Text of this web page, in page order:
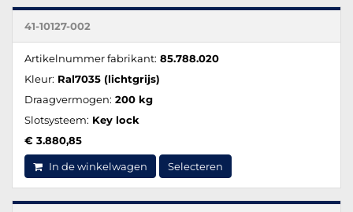
41-10127-002
Artikelnummer fabrikant: 85.788.020
Kleur: Ral7035 (lichtgrijs)
Draagvermogen: 200 kg
Slotsysteem: Key lock
€ 3.880,85
In de winkelwagen Selecteren